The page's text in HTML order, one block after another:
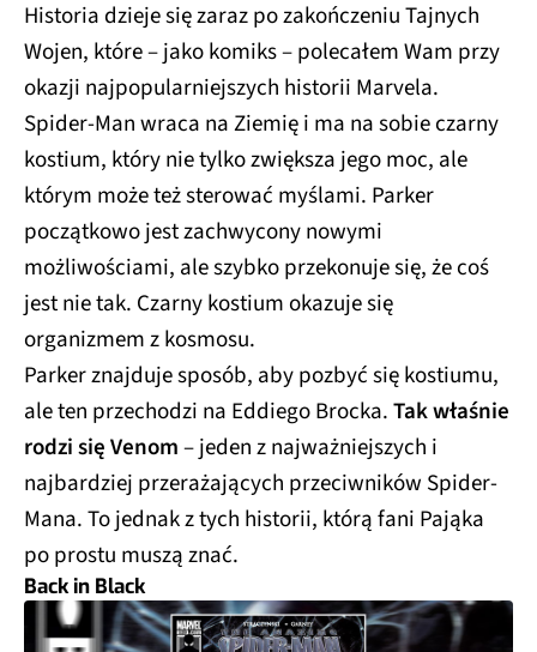
Historia dzieje się zaraz po zakończeniu Tajnych
Wojen, które – jako komiks – polecałem Wam przy
okazji najpopularniejszych historii Marvela.
Spider-Man wraca na Ziemię i ma na sobie czarny
kostium, który nie tylko zwiększa jego moc, ale
którym może też sterować myślami. Parker
początkowo jest zachwycony nowymi
możliwościami, ale szybko przekonuje się, że coś
jest nie tak. Czarny kostium okazuje się
organizmem z kosmosu.
Parker znajduje sposób, aby pozbyć się kostiumu,
ale ten przechodzi na Eddiego Brocka.Tak właśnie
rodzi się Venom– jeden z najważniejszych i
najbardziej przerażających przeciwników Spider-
Mana. To jednak z tych historii, którą fani Pająka
po prostu muszą znać.
Back in Black